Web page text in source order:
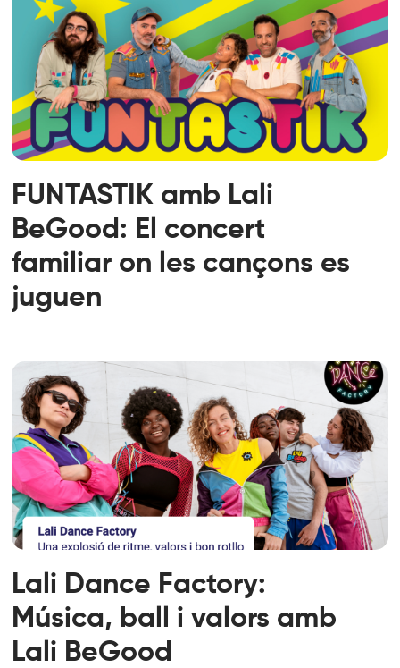
FUNTASTIK amb Lali
BeGood: El concert
familiar on les cançons es
juguen
Lali Dance Factory:
Música, ball i valors amb
Lali BeGood